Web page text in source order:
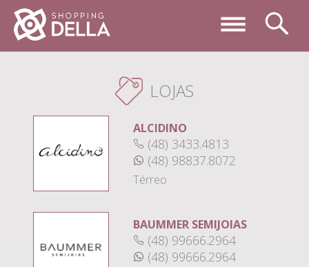
LOJAS
ALCIDINO
(48) 3433.4813
(48) 98837.8072
Térreo
BAUMMER SEMIJOIAS
(48) 99666.2964
(48) 99666.2964